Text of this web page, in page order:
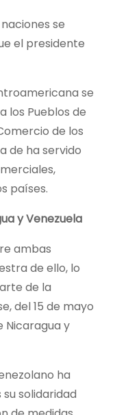
se
el presidente
se
los Pueblos de
de los
de ha servido
países.
y Venezuela
ambas
de ello, lo
de la
del 15 de mayo
Nicaragua y
ha
solidaridad